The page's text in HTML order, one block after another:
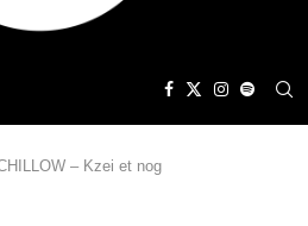
– Kzei et nog